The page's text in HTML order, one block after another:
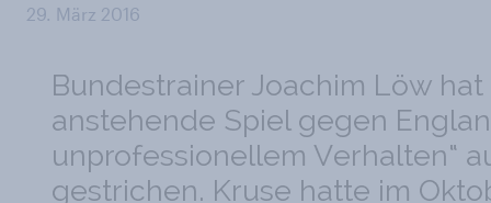
29. März 2016